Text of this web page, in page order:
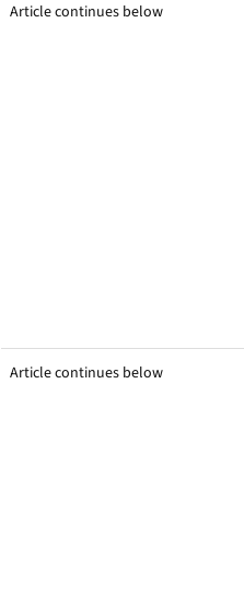
Article continues below
Article continues below